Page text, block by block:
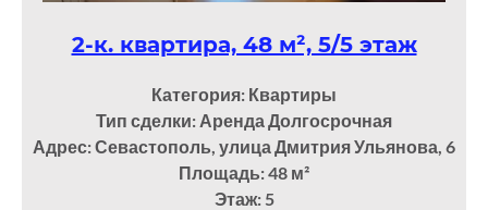
2-к. квартира, 48 м², 5/5 этаж
Категория: Квартиры
Тип сделки: Аренда Долгосрочная
Адрес: Севастополь, улица Дмитрия Ульянова, 6
Площадь: 48 м²
Этаж: 5